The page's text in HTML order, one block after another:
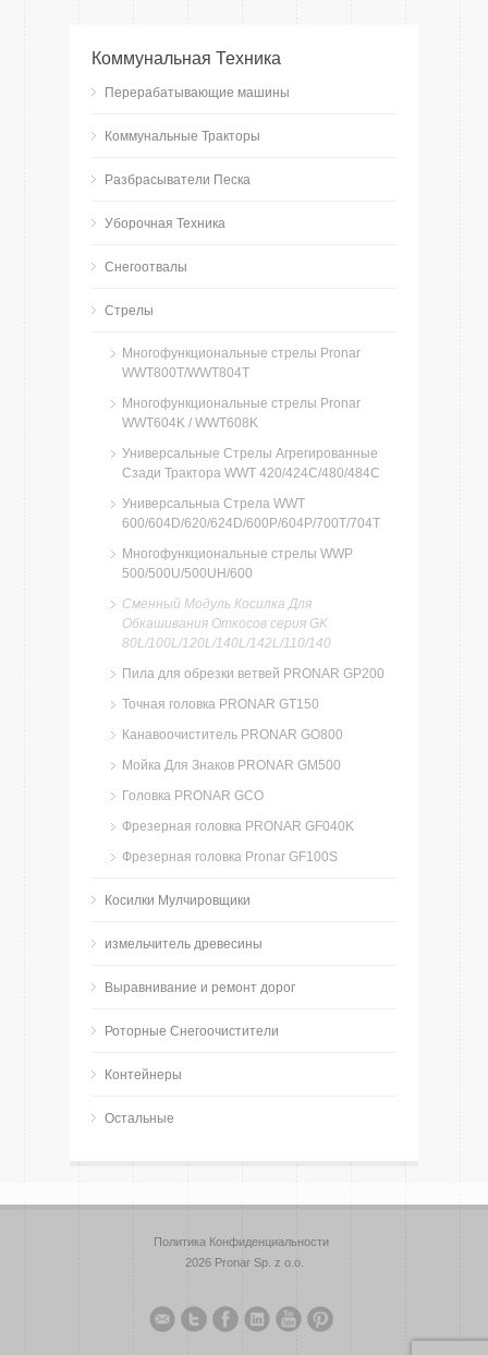
Коммунальная Техника
Перерабатывающие машины
Коммунальные Тракторы
Разбрасыватели Песка
Уборочная Техника
Снегоотвалы
Стрелы
Многофункциональные стрелы Pronar
WWT800T/WWT804T
Многофункциональные стрелы Pronar
WWT604K / WWT608K
Универсальные Стрелы Агрегированные
Сзади Трактора WWT 420/424C/480/484C
Универсальныа Стрела WWT
600/604D/620/624D/600P/604P/700T/704T
Многофункциональные стрелы WWP
500/500U/500UH/600
Сменный Модуль Косилка Для
Обкашивания Откосов серия GK
80L/100L/120L/140L/142L/110/140
Пила для обрезки ветвей PRONAR GP200
Точная головка PRONAR GT150
Канавоочиститель PRONAR GO800
Мойка Для Знаков PRONAR GM500
Головка PRONAR GCO
Фрезерная головка PRONAR GF040K
Фрезерная головка Pronar GF100S
Косилки Мулчировщики
измельчитель древесины
Bыравнивание и ремонт дорог
Роторные Снегоочистители
Контейнеры
Остальные
Политика Конфиденциальности
2026 Pronar Sp. z o.o.